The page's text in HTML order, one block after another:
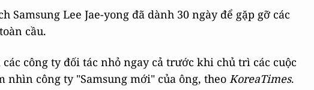
Samsung Lee Jae-yong đã dành 30 ngày để gặp gỡ các
cầu.
công ty đối tác nhỏ ngay cả trước khi chủ trì các cuộc
công ty "Samsung mới" của ông, theo KoreaTimes.